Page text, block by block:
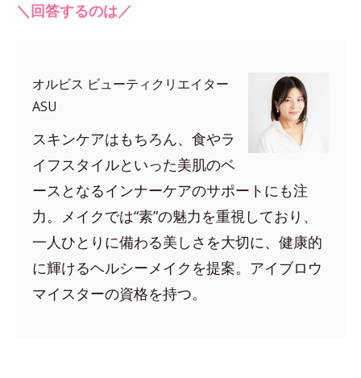
＼回答するのは／
オルビス ビューティクリエイター
ASU
スキンケアはもちろん、食やラ
イフスタイルといった美肌のベ
ースとなるインナーケアのサポートにも注
力。メイクでは“素”の魅力を重視しており、
一人ひとりに備わる美しさを大切に、健康的
に輝けるヘルシーメイクを提案。アイブロウ
マイスターの資格を持つ。